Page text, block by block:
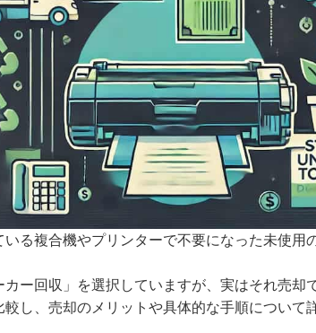
る複合機やプリンターで不要になった未使用
ー回収」を選択していますが、実はそれ売却
し、売却のメリットや具体的な手順について